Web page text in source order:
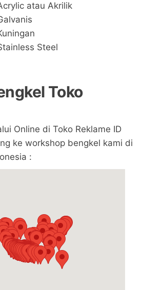
atau Akrilik
Steel
Toko
Online di Toko Reklame ID
ke workshop bengkel kami di
: